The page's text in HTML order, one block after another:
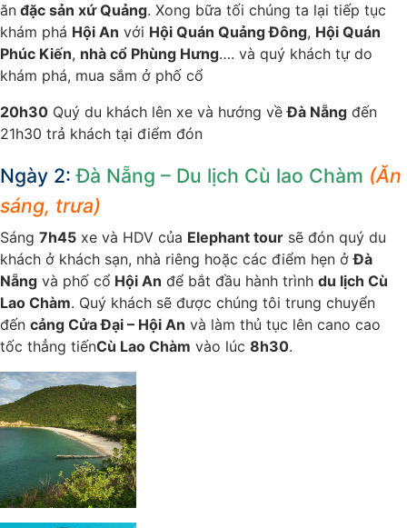
ăn đặc sản xứ Quảng. Xong bữa tối chúng ta lại tiếp tục
khám phá Hội An với Hội Quán Quảng Đông, Hội Quán
Phúc Kiến, nhà cổ Phùng Hưng…. và quý khách tự do
khám phá, mua sắm ở phố cổ
20h30 Quý du khách lên xe và hướng vềĐà Nẵng đến
21h30 trả khách tại điểm đón
Ngày 2:Đà Nẵng – Du lịch Cù lao Chàm (Ăn
sáng, trưa)
Sáng 7h45 xe và HDV của Elephant tour sẽ đón quý du
khách ở khách sạn, nhà riêng hoặc các điểm hẹn ởĐà
Nẵng và phố cổ Hội An để bắt đầu hành trình du lịch Cù
Lao Chàm. Quý khách sẽ được chúng tôi trung chuyển
đến cảng Cửa Đại – Hội An và làm thủ tục lên cano cao
tốc thẳng tiếnCù Lao Chàm vào lúc 8h30.